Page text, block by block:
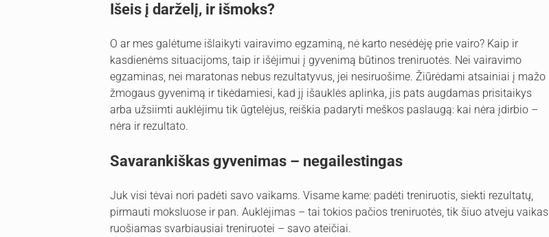
Išeis į darželį, ir išmoks?
O ar mes galėtume išlaikyti vairavimo egzaminą, nė karto nesėdėję prie vairo? Kaip ir
kasdienėms situacijoms, taip ir išėjimui į gyvenimą būtinos treniruotės. Nei vairavimo
egzaminas, nei maratonas nebus rezultatyvus, jei nesiruošime. Žiūrėdami atsainiai į mažo
žmogaus gyvenimą ir tikėdamiesi, kad jį išauklės aplinka, jis pats augdamas prisitaikys
arba užsiimti auklėjimu tik ūgtelėjus, reiškia padaryti meškos paslaugą: kai nėra įdirbio –
nėra ir rezultato.
Savarankiškas gyvenimas – negailestingas
Juk visi tėvai nori padėti savo vaikams. Visame kame: padėti treniruotis, siekti rezultatų,
pirmauti moksluose ir pan. Auklėjimas – tai tokios pačios treniruotės, tik šiuo atveju vaikas
ruošiamas svarbiausiai treniruotei – savo ateičiai.